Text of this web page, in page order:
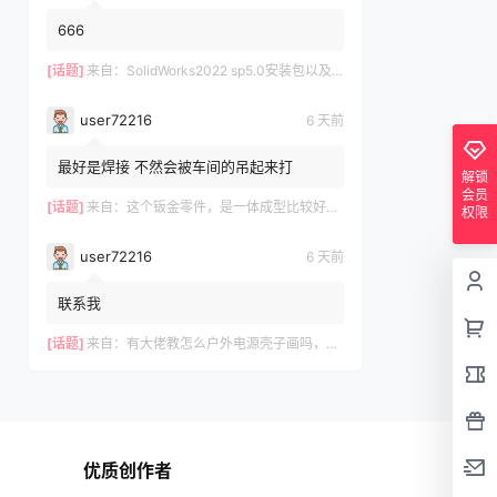
666
[话题] 来自： SolidWorks2022 sp5.0安装包以及操作视频-仅支持Win10-Win11
user72216 6 天前
最好是焊接 不然会被车间的吊起来打
[话题] 来自： 这个钣金零件，是一体成型比较好？还是拆分成3件焊接好？
user72216 6 天前
联系我
[话题] 来自： 有大佬教怎么户外电源壳子画吗，有偿，我这里有模型
解锁
会员
权限
优质创作者